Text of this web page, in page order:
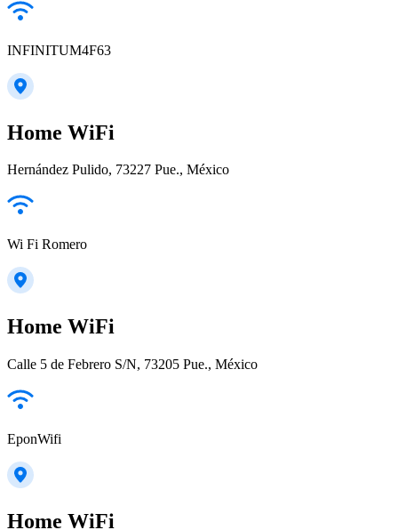
INFINITUM4F63
Home WiFi
Hernández Pulido, 73227 Pue., México
Wi Fi Romero
Home WiFi
Calle 5 de Febrero S/N, 73205 Pue., México
EponWifi
Home WiFi